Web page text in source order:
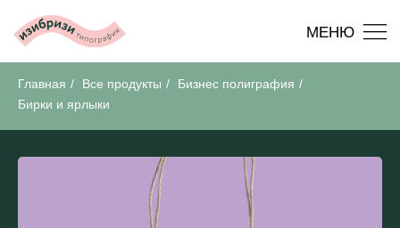
ГЛАВНАЯ ВСЕ ЧТО - ГДЕ - КАК
Главная / Все продукты / Бизнес полиграфия /
Бирки и ярлыки